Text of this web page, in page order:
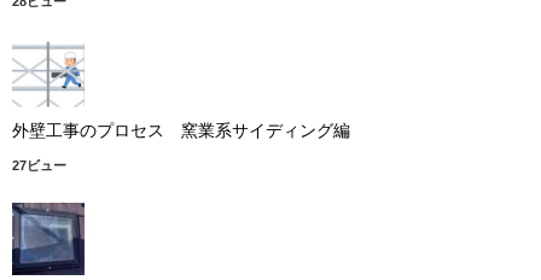
外壁工事のプロセス 窯業系サイディング編
27ビュー